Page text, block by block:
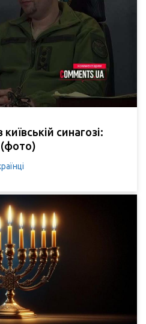
синагозі: